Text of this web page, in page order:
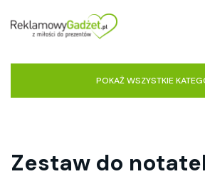
POKAŻ WSZYSTKIE
Zestaw do